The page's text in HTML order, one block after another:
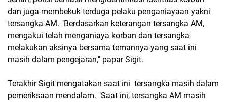
dan juga membekuk terduga pelaku penganiayaan yakni
tersangka AM. "Berdasarkan keterangan tersangka AM,
mengakui telah menganiaya korban dan tersangka
melakukan aksinya bersama temannya yang saat ini
masih dalam pengejaran," papar Sigit.
Terakhir Sigit mengatakan saat ini tersangka masih dalam
pemeriksaan mendalam. "Saat ini, tersangka AM masih